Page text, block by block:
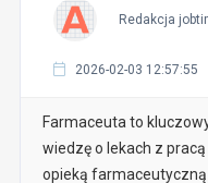
Redakcja
2026-02-03 12:57:55
Farmaceuta to
wiedzę o lekach z
opieką farmaceutyczną